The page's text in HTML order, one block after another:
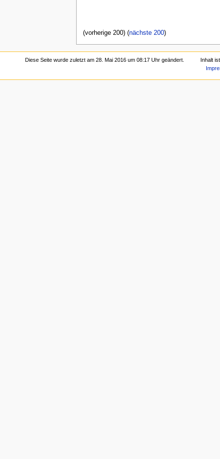
(vorherige 200) (nächste 200)
Diese Seite wurde zuletzt am 28. Mai 2016 um 08:17 Uhr geändert.
Inhalt